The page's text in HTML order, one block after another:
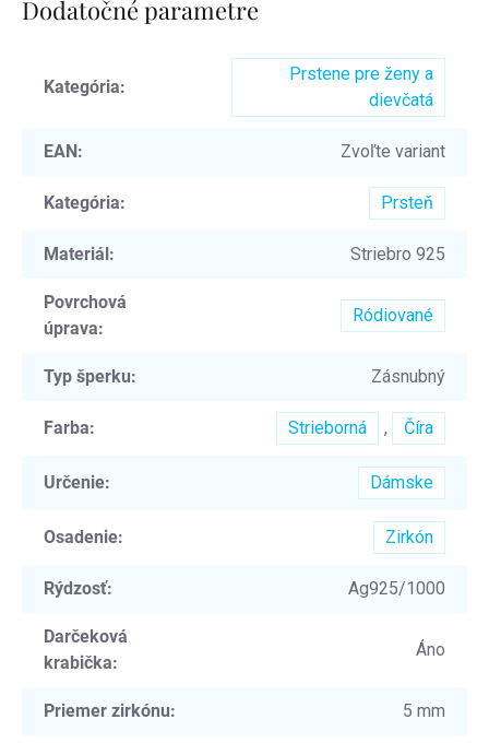
Dodatočné parametre
Kategória:
Prstene pre ženy a
dievčatá
EAN: Zvoľte variant
Kategória: Prsteň
Materiál: Striebro 925
Povrchová
úprava:
Ródiované
Typ šperku: Zásnubný
Farba: Strieborná , Číra
Určenie: Dámske
Osadenie: Zirkón
Rýdzosť: Ag925/1000
Darčeková
krabička:
Áno
Priemer zirkónu: 5 mm